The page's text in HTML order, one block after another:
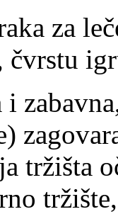
za
i
tržišta